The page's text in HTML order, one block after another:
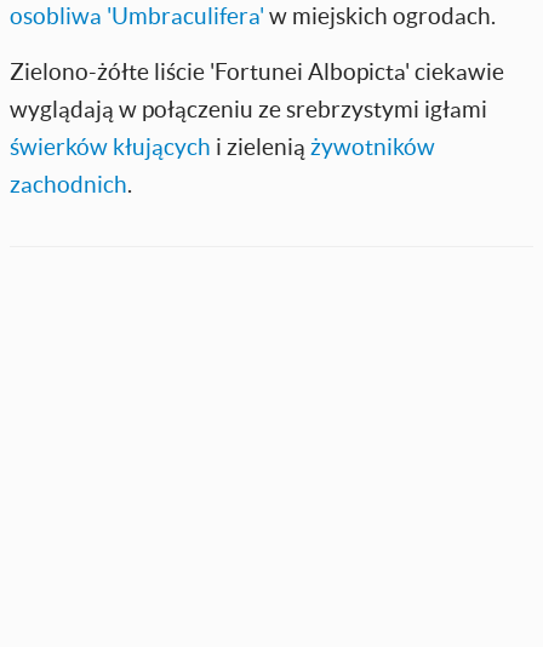
osobliwa 'Umbraculifera' w miejskich ogrodach.
Zielono-żółte liście 'Fortunei Albopicta' ciekawie
wyglądają w połączeniu ze srebrzystymi igłami
świerków kłujących i zielenią żywotników
zachodnich.